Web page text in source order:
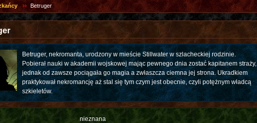
Betruger
Betruger, nekromanta, urodzony w mieście Stillwater w szlacheckiej rodzinie.
Pobierał nauki w akademii wojskowej mając pewnego dnia zostać kapitanem straży,
jednak od zawsze pociągała go magia a zwłaszcza ciemna jej strona. Ukradkiem
praktykował nekromancję aż stal się tym czym jest obecnie, czyli potężnym władcą
szkieletów.
nieznana